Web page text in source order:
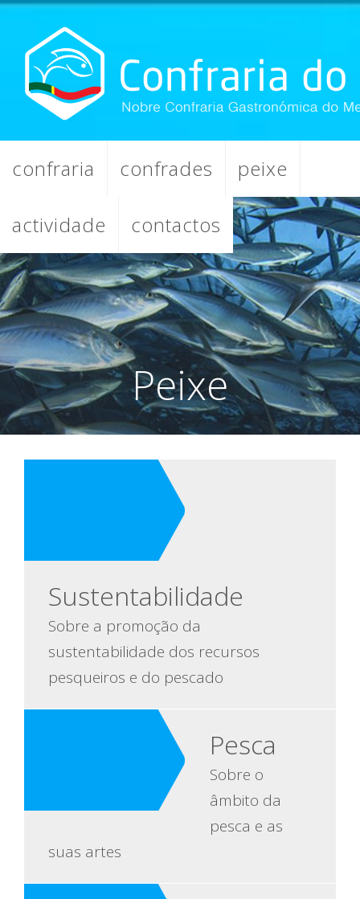
confraria confrades peixe
actividade contactos
Peixe
Sustentabilidade
Sobre a promoção da
sustentabilidade dos recursos
pesqueiros e do pescado
Pesca
Sobre o
âmbito da
pesca e as
suas artes